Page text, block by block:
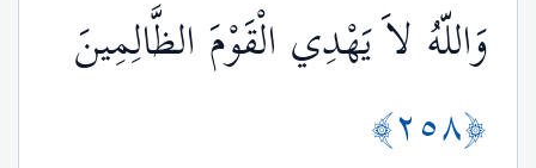
وَاللّهُ لاَ يَهْدِي الْقَوْمَ الظَّالِمِينَ
﴿٢٥٨﴾